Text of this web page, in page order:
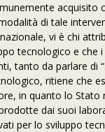
di tale
vi è chi
tecnologico e
tanto da parlare
ritiene che
in quanto lo
dai suoi
per lo sviluppo